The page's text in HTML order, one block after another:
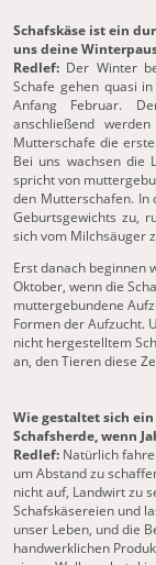
Schafskäse ist ein
uns deine
Redlef: Der Winter
Schafe gehen quasi
Anfang Februar.
anschließend
Mutterschafe die
Bei uns wachsen die
spricht von
den Mutterschafen. In
Geburtsgewichts zu,
sich vom Milchsäuger
Erst danach beginnen
Oktober, wenn die
muttergebundene
Formen der Aufzucht.
nicht hergestelltem
an, den Tieren diese
Wie gestaltet sich
Schafsherde, wenn
Redlef: Natürlich
um Abstand zu
nicht auf, Landwirt zu
Schafskäsereien und
unser Leben, und die
handwerklichen